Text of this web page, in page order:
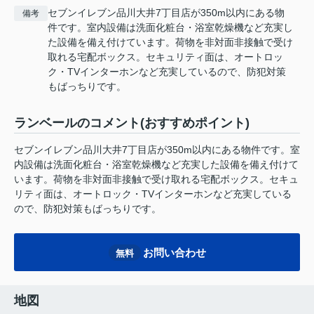
備考
セブンイレブン品川大井7丁目店が350m以内にある物
件です。室内設備は洗面化粧台・浴室乾燥機など充実し
た設備を備え付けています。荷物を非対面非接触で受け
取れる宅配ボックス。セキュリティ面は、オートロッ
ク・TVインターホンなど充実しているので、防犯対策
もばっちりです。
ランベールのコメント(おすすめポイント)
セブンイレブン品川大井7丁目店が350m以内にある物件です。室
内設備は洗面化粧台・浴室乾燥機など充実した設備を備え付けて
います。荷物を非対面非接触で受け取れる宅配ボックス。セキュ
リティ面は、オートロック・TVインターホンなど充実している
ので、防犯対策もばっちりです。
無料 お問い合わせ
地図